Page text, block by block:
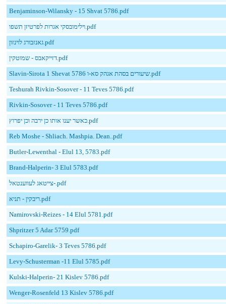
Benjaminson-Wilansky - 15 Shvat 5786.pdf
וילימובסקי אגרות לפרטיזן תשפו.pdf
גאנזבורג לוינזון.pdf
דזייקאבס - שמוטקין.pdf
Slavin-Sirota 1 Shevat 5786 שיעורים בסהת אגהק סא-ו.pdf
Teshurah Rivkin-Sosover - 11 Teves 5786.pdf
Rivkin-Sosover - 11 Teves 5786.pdf
כאשר יענו אותו כן ירבה וכן יפרוץ.pdf
Reb Moshe - Shliach. Mashpia. Dean..pdf
Butler-Lewenthal - Elul 13, 5783.pdf
Brand-Halperin- 3 Elul 5783.pdf
צייטאג לעווענטאל-.pdf
ריבקין - תניא.pdf
Namirovski-Reizes - 14 Elul 5781.pdf
Shpritzer 5 Adar 5759.pdf
Schapiro-Garelik- 3 Teves 5786.pdf
Levy-Schusterman -11 Elul 5785.pdf
Kulski-Halperin- 21 Kislev 5786.pdf
Wenger-Rosenfeld 13 Kislev 5786.pdf